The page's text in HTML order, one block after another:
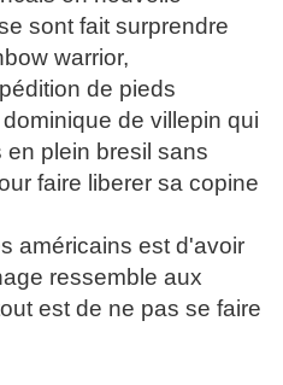
sont fait surprendre
warrior,
de pieds
de villepin qui
en plein bresil sans
faire liberer sa copine
américains est d'avoir
ressemble aux
est de ne pas se faire